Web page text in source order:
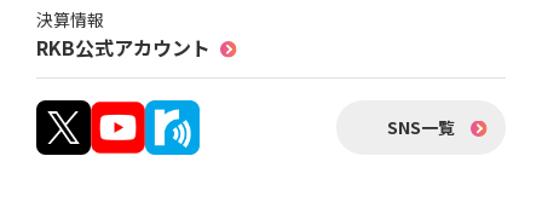
決算情報
RKB公式アカウント
SNS一覧